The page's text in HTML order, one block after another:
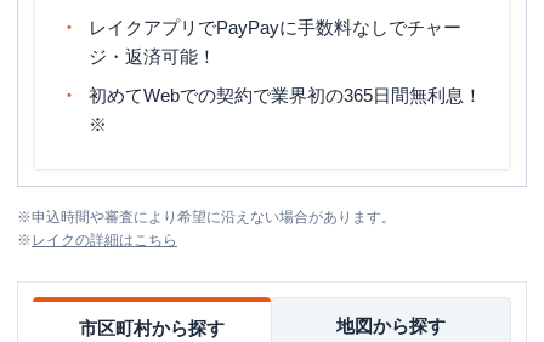
レイクアプリでPayPayに手数料なしでチャー
ジ・返済可能！
初めてWebでの契約で業界初の365日間無利息！
※
※申込時間や審査により希望に沿えない場合があります。
※ レイクの詳細はこちら
市区町村から探す 地図から探す